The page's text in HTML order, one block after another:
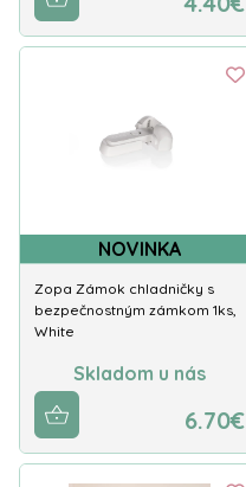
NOVINKA
Zopa Zámok chladničky s
bezpečnostným zámkom 1ks,
White
Skladom u nás
6.70€